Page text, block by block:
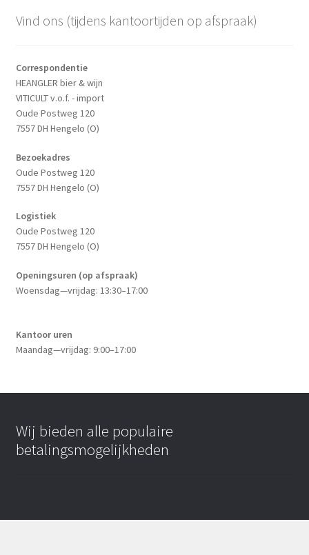
Vind ons (tijdens kantoortijden op afspraak)
Correspondentie
HEANGLER bier & wijn
VITICULT v.o.f. - import
Oude Postweg 120
7557 DH Hengelo (O)
Bezoekadres
Oude Postweg 120
7557 DH Hengelo (O)
Logistiek
Oude Postweg 120
7557 DH Hengelo (O)
Openingsuren (op afspraak)
Woensdag—vrijdag: 13:30–17:00
Kantoor uren
Maandag—vrijdag: 9:00–17:00
Wij bieden alle populaire
betalingsmogelijkheden